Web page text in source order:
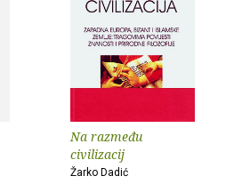
Na razmeđu
civilizacij
Žarko Dadić